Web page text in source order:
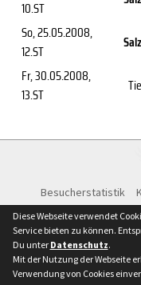
10.ST
So, 25.05.2008,
12.ST
Fr, 30.05.2008,
13.ST
Besucherstatistik
Diese Webseite verwendet
Service bieten zu können.
Du unter Datenschutz.
Mit der Nutzung der Webseite
Verwendung von Cookies